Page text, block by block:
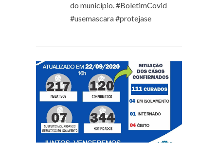
do município. #BoletimCovid
#usemascara #protejase